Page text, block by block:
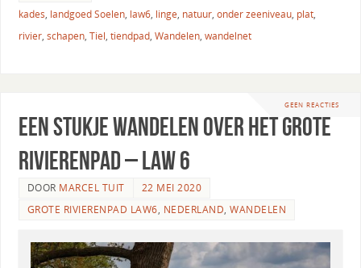
kades, landgoed Soelen, law6, linge, natuur, onder zeeniveau, plat,
rivier, schapen, Tiel, tiendpad, Wandelen, wandelnet
GEEN REACTIES
Een stukje wandelen over het Grote
Rivierenpad – LAW 6
DOOR MARCEL TUIT
22 MEI 2020
GROTE RIVIERENPAD LAW6, NEDERLAND,WANDELEN